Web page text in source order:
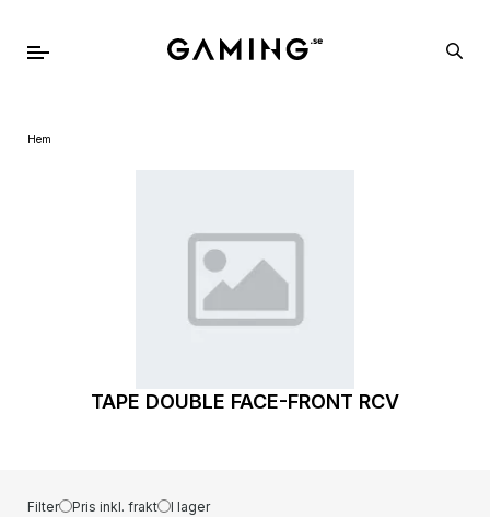
Hem
TAPE DOUBLE FACE-FRONT RCV
Filter Pris inkl. frakt I lager